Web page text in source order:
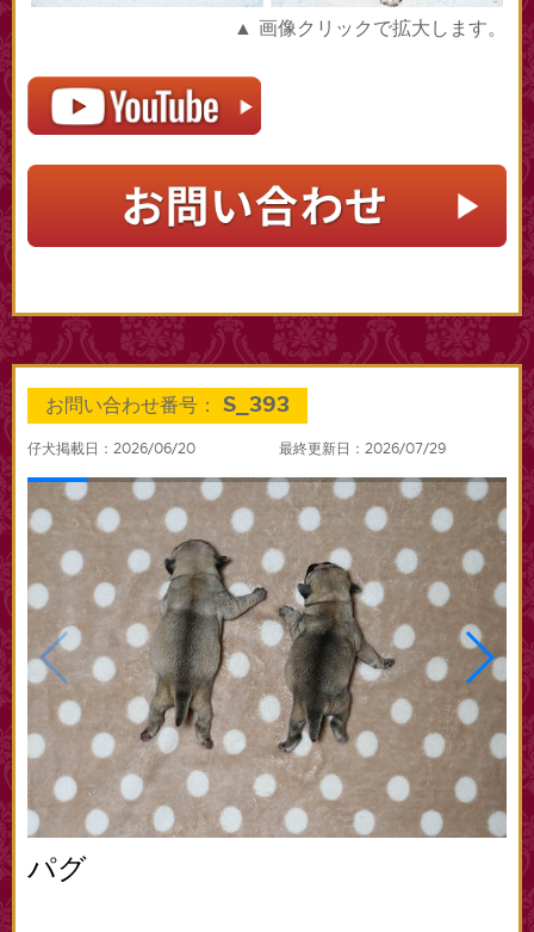
▲ 画像クリックで拡大します。
お問い合わせ番号： S_393
仔犬掲載日：2026/06/20 最終更新日：2026/07/29
パグ